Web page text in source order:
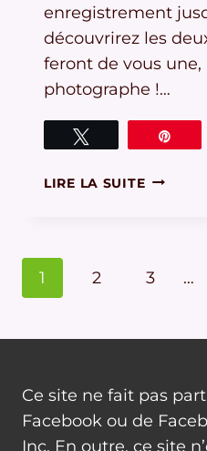
enregistrement
découvrirez les
feront de vous
photographe !…
LIRE LA SUITENOUVEL
DE
Navigation
1 2 3 …
Ce site ne fait pas
Facebook ou de
Inc. En outre, ce site